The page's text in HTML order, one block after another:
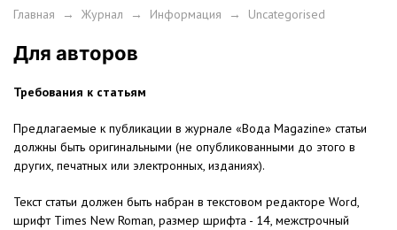
Главная → Журнал → Информация → Uncategorised
Для авторов
Требования к статьям
Предлагаемые к публикации в журнале «Вода Magazine» статьи
должны быть оригинальными (не опубликованными до этого в
других, печатных или электронных, изданиях).
Текст статьи должен быть набран в текстовом редакторе Word,
шрифт Times New Roman, размер шрифта - 14, межстрочный